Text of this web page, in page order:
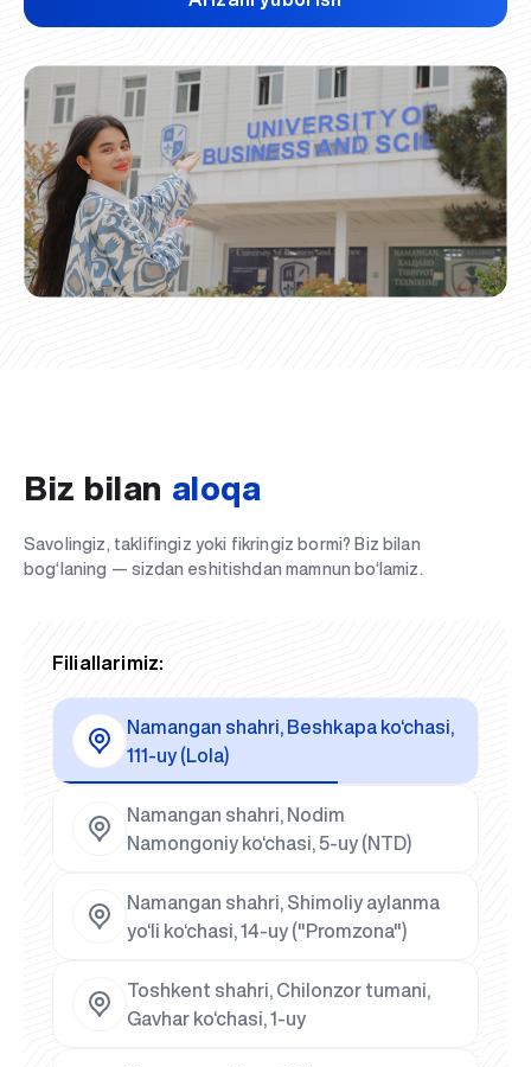
Biz bilan aloqa
Savolingiz, taklifingiz yoki fikringiz bormi? Biz bilan
bog‘laning — sizdan eshitishdan mamnun bo‘lamiz.
Filiallarimiz:
Namangan shahri, Beshkapa ko‘chasi,
111-uy (Lola)
Namangan shahri, Nodim
Namongoniy ko‘chasi, 5-uy (NTD)
Namangan shahri, Shimoliy aylanma
yo‘li ko‘chasi, 14-uy ("Promzona")
Toshkent shahri, Chilonzor tumani,
Gavhar ko‘chasi, 1-uy